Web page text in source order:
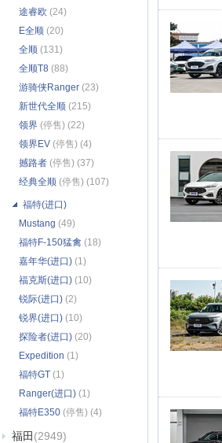
途睿欧 (24)
E全顺 (20)
全顺 (131)
全顺T8 (88)
游骑侠Ranger (23)
新世代全顺 (215)
领界 (停售) (22)
领界EV (停售) (4)
撼路者 (停售) (37)
经典全顺 (停售) (107)
福特(进口)
Mustang (49)
福特F-150猛禽 (18)
嘉年华(进口) (1)
福克斯(进口) (10)
锐际(进口) (2)
锐界(进口) (10)
探险者(进口) (20)
Expedition (1)
福特GT (1)
Ranger(进口) (1)
福特E350 (停售) (4)
福田 (2949)